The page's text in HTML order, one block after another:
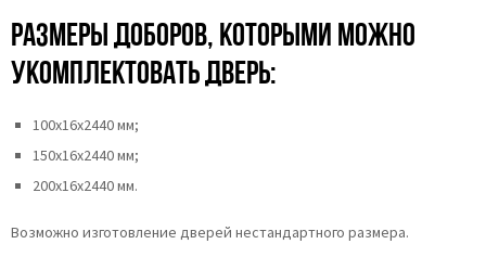
Размеры доборов, которыми можно
укомплектовать дверь:
100х16х2440 мм;
150х16х2440 мм;
200х16х2440 мм.
Возможно изготовление дверей нестандартного размера.